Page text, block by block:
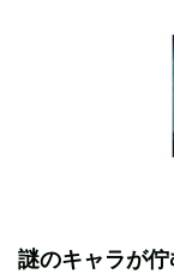
謎のキャラが佇